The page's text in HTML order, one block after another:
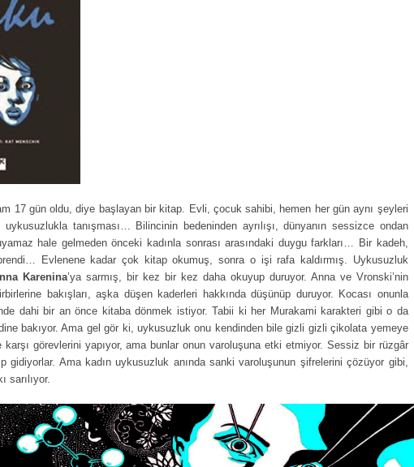
17 gün oldu, diye başlayan bir kitap. Evli, çocuk sahibi, hemen her gün aynı şeyleri
uykusuzlukla tanışması… Bilincinin bedeninden ayrılışı, dünyanın sessizce ondan
hale gelmeden önceki kadınla sonrası arasındaki duygu farkları… Bir kadeh,
Evlenene kadar çok kitap okumuş, sonra o işi rafa kaldırmış. Uykusuzluk
Karenina’ya sarmış, bir kez bir kez daha okuyup duruyor. Anna ve Vronski’nin
bakışları, aşka düşen kaderleri hakkında düşünüp duruyor. Kocası onunla
dahi bir an önce kitaba dönmek istiyor. Tabii ki her Murakami karakteri gibi o da
bakıyor. Ama gel gör ki, uykusuzluk onu kendinden bile gizli gizli çikolata yemeye
karşı görevlerini yapıyor, ama bunlar onun varoluşuna etki etmiyor. Sessiz bir rüzgâr
gidiyorlar. Ama kadın uykusuzluk anında sanki varoluşunun şifrelerini çözüyor gibi,
sarılıyor.